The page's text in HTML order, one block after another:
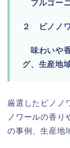
ブルゴー
２ ピノノ
味わいや
グ、生産地
厳選したピノノ
ノワールの香り
の事例、生産地